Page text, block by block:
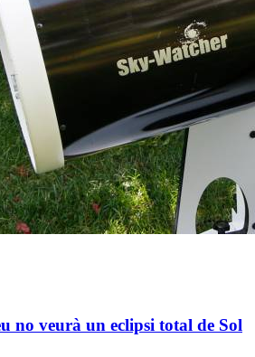
no veurà un eclipsi total de Sol